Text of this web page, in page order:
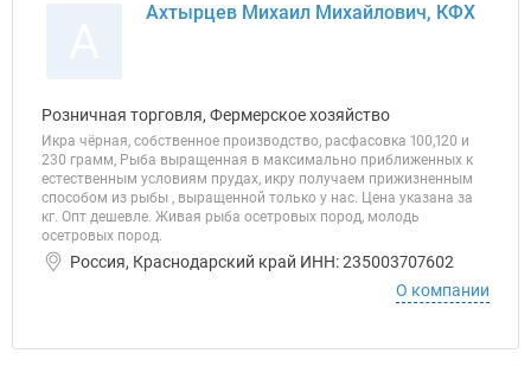
Ахтырцев Михаил Михайлович, КФХ
Розничная торговля, Фермерское хозяйство
Икра чёрная, собственное производство, расфасовка 100,120 и
230 грамм, Рыба выращенная в максимально приближенных к
естественным условиям прудах, икру получаем прижизненным
способом из рыбы , выращенной только у нас. Цена указана за
кг. Опт дешевле. Живая рыба осетровых пород, молодь
осетровых пород.
Россия, Краснодарский край ИНН: 235003707602
О компании